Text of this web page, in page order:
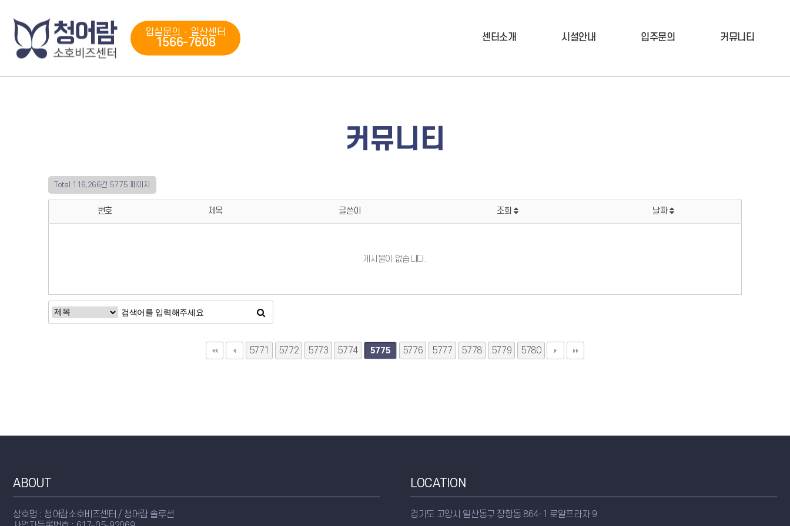
입실문의 - 일산센터
1566-7608 센터소개 시설안내 입주문의 커뮤니티
커뮤니티
Total 116,266건 5775 페이지
번호 제목 글쓴이 조회 날짜
게시물이 없습니다.
5771 5772 5773 5774 5775 5776 5777 5778 5779 5780
다음 맨끝
ABOUT
상호명 : 청어람소호비즈센터 / 청어람 솔루션
LOCATION
경기도 고양시 일산동구 장항동 864-1 로얄프라자 9